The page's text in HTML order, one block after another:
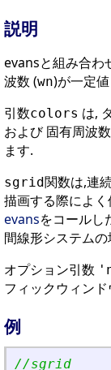
説明
evansと組み合わ
波数 (wn)が一定
引数colors は,
および 固有周波
ます.
sgrid関数は,連
描画する際によ
evansをコールし
間線形システムの
オプション引数
フィックウィン
例
//sgrid